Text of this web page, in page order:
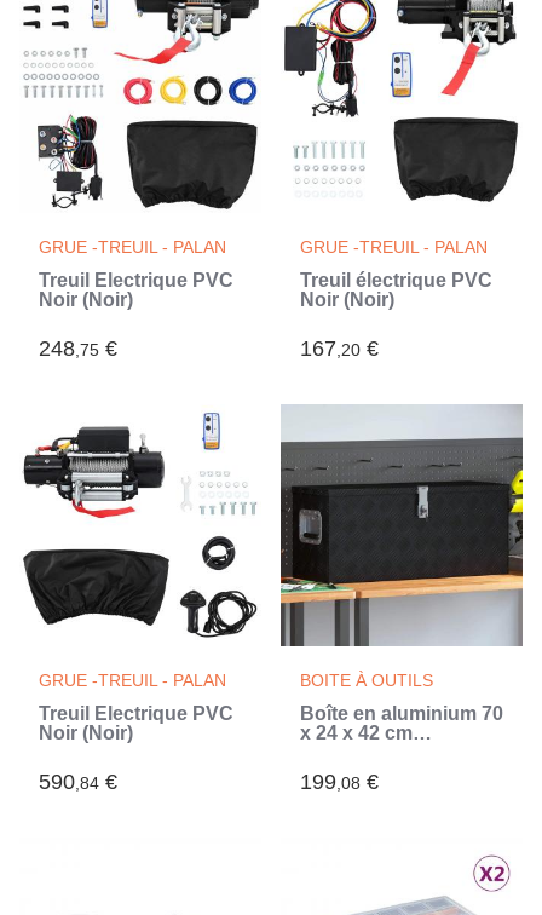
GRUE -TREUIL - PALAN
Treuil Électrique PVC
Noir (Noir)
248,75 €
GRUE -TREUIL - PALAN
Treuil électrique PVC
Noir (Noir)
167,20 €
GRUE -TREUIL - PALAN
Treuil Électrique PVC
Noir (Noir)
590,84 €
BOITE À OUTILS
Boîte en aluminium 70
x 24 x 42 cm
(Argent)
199,08 €